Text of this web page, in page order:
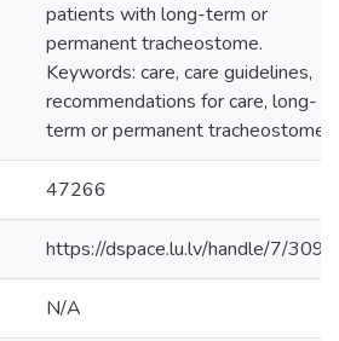
patients with long-term or
permanent tracheostome.
Keywords: care, care guidelines,
recommendations for care, long-
term or permanent tracheostome.
47266
https://dspace.lu.lv/handle/7/
N/A